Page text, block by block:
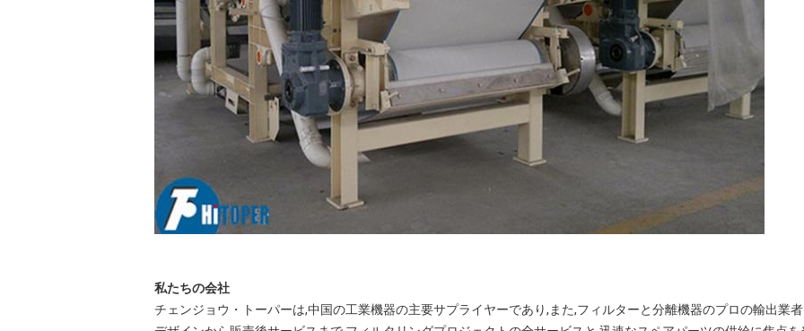
私たちの会社
チェンジョウ・トーパーは,中国の工業機器の主要サプライヤーであり,また,フィルターと分離機器のプロの輸出業